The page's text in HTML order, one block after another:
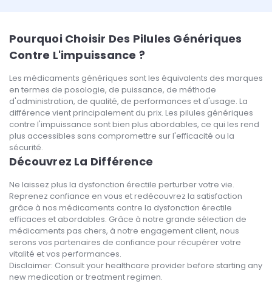
Pourquoi Choisir Des Pilules Génériques
Contre L'impuissance ?
Les médicaments génériques sont les équivalents des marques
en termes de posologie, de puissance, de méthode
d'administration, de qualité, de performances et d'usage. La
différence vient principalement du prix. Les pilules génériques
contre l'impuissance sont bien plus abordables, ce qui les rend
plus accessibles sans compromettre sur l'efficacité ou la
sécurité.
Découvrez La Différence
Ne laissez plus la dysfonction érectile perturber votre vie.
Reprenez confiance en vous et redécouvrez la satisfaction
grâce à nos médicaments contre la dysfonction érectile
efficaces et abordables. Grâce à notre grande sélection de
médicaments pas chers, à notre engagement client, nous
serons vos partenaires de confiance pour récupérer votre
vitalité et vos performances.
Disclaimer: Consult your healthcare provider before starting any
new medication or treatment regimen.